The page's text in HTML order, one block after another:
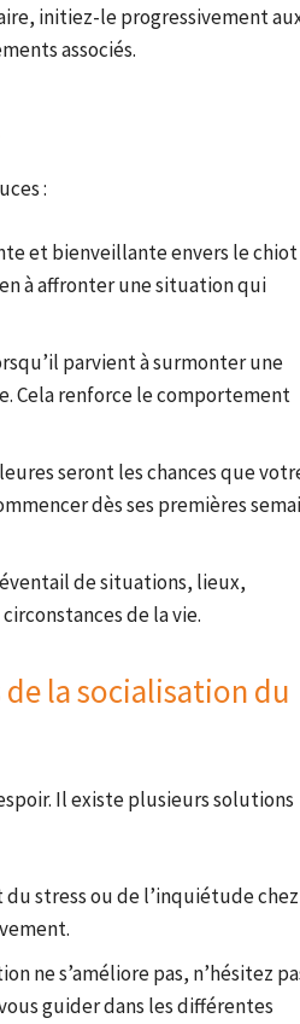
initiez-le progressivement
associés.
:
et bienveillante envers le chiot
à affronter une situation qui
parvient à surmonter une
Cela renforce le comportement
seront les chances que
dès ses premières
de situations, lieux,
de la vie.
la socialisation du
Il existe plusieurs solutions
stress ou de l’inquiétude chez
ne s’améliore pas, n’hésitez
guider dans les différentes